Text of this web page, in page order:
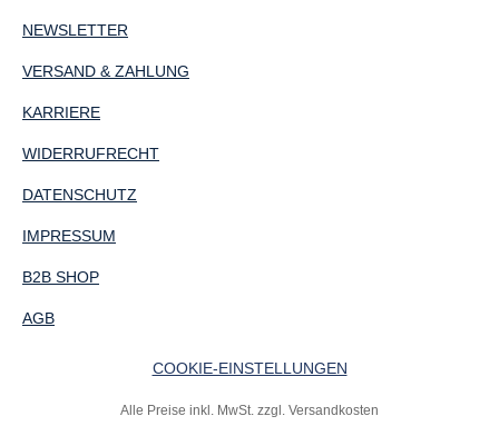
NEWSLETTER
VERSAND & ZAHLUNG
KARRIERE
WIDERRUFRECHT
DATENSCHUTZ
IMPRESSUM
B2B SHOP
AGB
COOKIE-EINSTELLUNGEN
Alle Preise inkl. MwSt. zzgl. Versandkosten